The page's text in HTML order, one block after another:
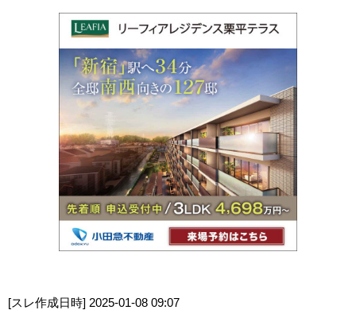
[スレ作成日時] 2025-01-08 09:07